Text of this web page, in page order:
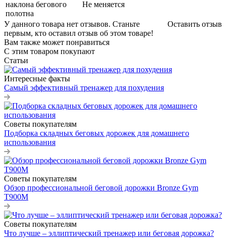
наклона бегового
полотна
Не меняется
Оставить отзыв
У данного товара нет отзывов. Станьте
первым, кто оставил отзыв об этом товаре!
Вам также может понравиться
С этим товаром покупают
Статьи
Интересные факты
Самый эффективный тренажер для похудения
Советы покупателям
Подборка складных беговых дорожек для домашнего
использования
Советы покупателям
Обзор профессиональной беговой дорожки Bronze Gym
T900M
Советы покупателям
Что лучше – эллиптический тренажер или беговая дорожка?